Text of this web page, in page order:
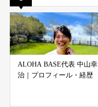
ALOHA BASE代表 中山幸
治｜プロフィール・経歴